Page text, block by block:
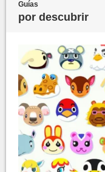
Guías
por descubrir